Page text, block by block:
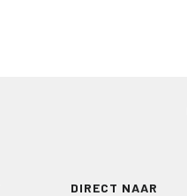
DIRECT NAAR